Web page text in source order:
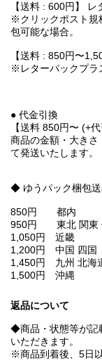
【送料 : 600円】
※クリックポスト規
包可能な場合。
【送料 : 850円〜
※レターパックプラ
● 代金引換
【送料 850円〜 (+
商品の金額・大きさ
て発送いたします。
◆ ゆうパック梱包
850円 都内
950円 東北 関東
1,050円 近畿
1,200円 中国 四国
1,450円 九州 北海
1,500円 沖縄
返品について
◆商品・状態等が記
いただきます。
※商品到着後、5日